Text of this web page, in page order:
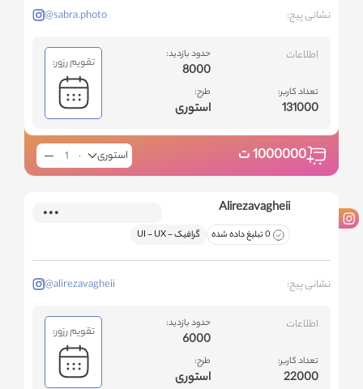
نشانی پیج: @sabra.photo
اطلاعات
تعداد کاربر:
131000
حدود بازدید:
8000
طرح:
استوری
تقویم رزور:
1000000ت استوری
Alirezavagheii
0 تبلیغ داده شده گرافیک - ‌UI - UX
نشانی پیج: @alirezavagheii
اطلاعات
تعداد کاربر:
22000
حدود بازدید:
6000
طرح:
استوری
تقویم رزور: